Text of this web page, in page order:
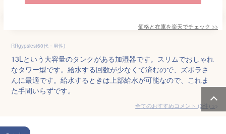
価格と在庫を楽天でチェック >>
RRgypsies(60代・男性)
13Lという大容量のタンクがある加湿器です。スリムでおしゃれ
なタワー型です。給水する回数が少なくて済むので、ズボラさ
んに最適です。給水するときは上部給水が可能なので、これま
た手間いらずです。
全てのおすすめコメント (3件) >